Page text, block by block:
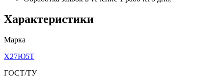
Характеристики
Марка
Х27Ю5Т
ГОСТ/ТУ